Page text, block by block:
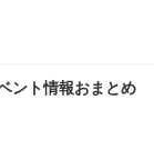
ント情報おまとめ